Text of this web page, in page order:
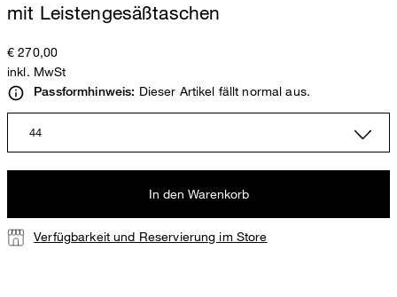
mit Leistengesäßtaschen
€ 270,00
inkl. MwSt
Passformhinweis: Dieser Artikel fällt normal aus.
44
In den Warenkorb
Verfügbarkeit und Reservierung im Store